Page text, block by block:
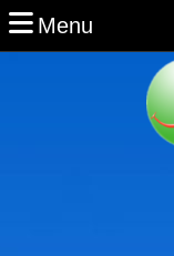
Skip
to
Menu